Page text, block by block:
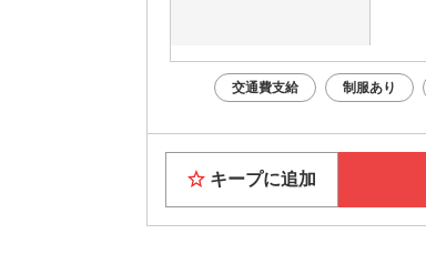
交通費支給 制服あり
キープに追加